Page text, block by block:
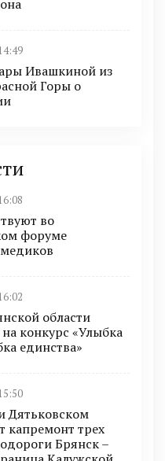
Ивашкиной из
Горы о
во
форуме
области
конкурс «Улыбка
единства»
Дятьковском
капремонт трех
Брянск –